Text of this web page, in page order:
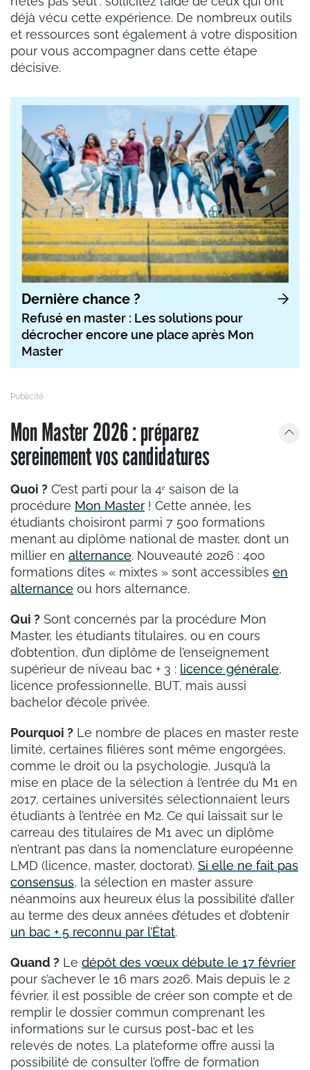
déjà vécu cette expérience. De nombreux outils
et ressources sont également à votre disposition
pour vous accompagner dans cette étape
décisive.
Dernière chance ?
Refusé en master : Les solutions pour
décrocher encore une place après Mon
Master
Mon Master 2026 : préparez
sereinement vos candidatures
Quoi ? C’est parti pour la 4ᵉ saison de la
procédure Mon Master ! Cette année, les
étudiants choisiront parmi 7 500 formations
menant au diplôme national de master, dont un
millier en alternance. Nouveauté 2026 : 400
formations dites « mixtes » sont accessibles en
alternance ou hors alternance.
Qui ? Sont concernés par la procédure Mon
Master, les étudiants titulaires, ou en cours
d’obtention, d’un diplôme de l’enseignement
supérieur de niveau bac + 3 : licence générale,
licence professionnelle, BUT, mais aussi
bachelor d’école privée.
Pourquoi ? Le nombre de places en master reste
limité, certaines filières sont même engorgées,
comme le droit ou la psychologie. Jusqu’à la
mise en place de la sélection à l’entrée du M1 en
2017, certaines universités sélectionnaient leurs
étudiants à l’entrée en M2. Ce qui laissait sur le
carreau des titulaires de M1 avec un diplôme
n’entrant pas dans la nomenclature européenne
LMD (licence, master, doctorat). Si elle ne fait pas
consensus, la sélection en master assure
néanmoins aux heureux élus la possibilité d’aller
au terme des deux années d’études et d’obtenir
un bac + 5 reconnu par l’État.
Quand ? Le dépôt des vœux débute le 17 février
pour s’achever le 16 mars 2026. Mais depuis le 2
février, il est possible de créer son compte et de
remplir le dossier commun comprenant les
informations sur le cursus post-bac et les
relevés de notes. La plateforme offre aussi la
possibilité de consulter l’offre de formation